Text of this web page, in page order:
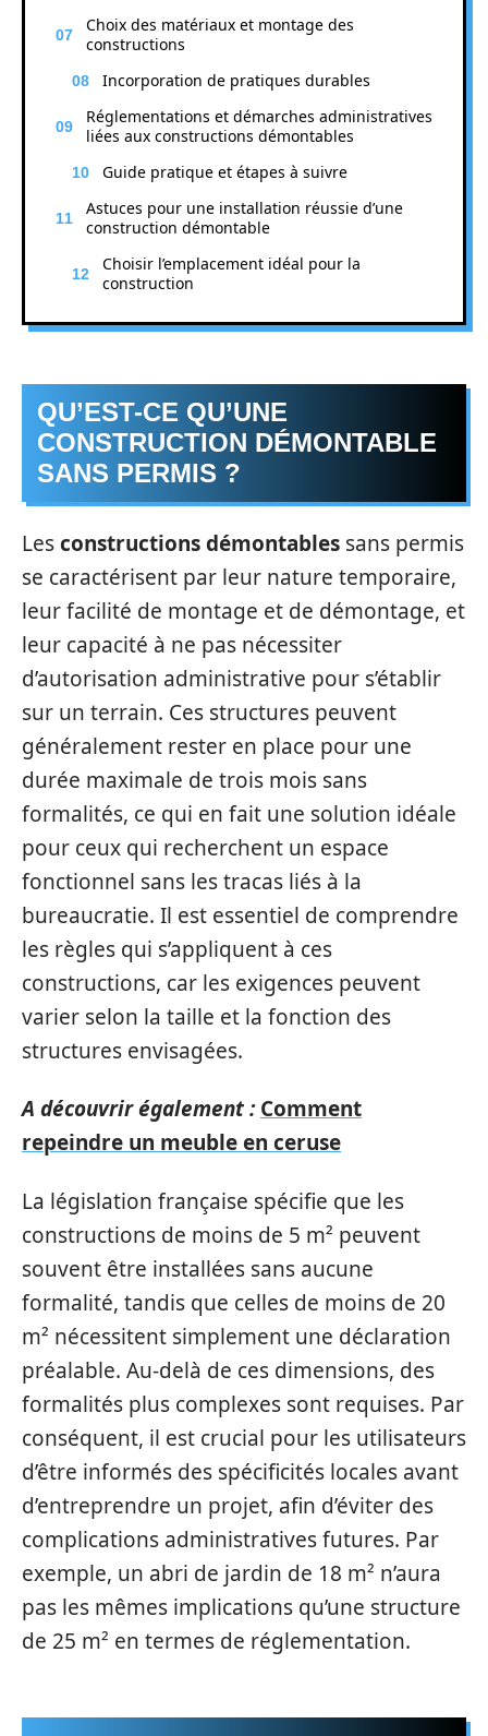
Choix des matériaux et montage des
constructions
Incorporation de pratiques durables
Réglementations et démarches administratives
liées aux constructions démontables
Guide pratique et étapes à suivre
Astuces pour une installation réussie d’une
construction démontable
Choisir l’emplacement idéal pour la
construction
QU’EST-CE QU’UNE
CONSTRUCTION DÉMONTABLE
SANS PERMIS ?
Lesconstructions démontables sans permis
se caractérisent par leur nature temporaire,
leur facilité de montage et de démontage, et
leur capacité à ne pas nécessiter
d’autorisation administrative pour s’établir
sur un terrain. Ces structures peuvent
généralement rester en place pour une
durée maximale de trois mois sans
formalités, ce qui en fait une solution idéale
pour ceux qui recherchent un espace
fonctionnel sans les tracas liés à la
bureaucratie. Il est essentiel de comprendre
les règles qui s’appliquent à ces
constructions, car les exigences peuvent
varier selon la taille et la fonction des
structures envisagées.
A découvrir également : Comment
repeindre un meuble en ceruse
La législation française spécifie que les
constructions de moins de 5 m² peuvent
souvent être installées sans aucune
formalité, tandis que celles de moins de 20
m² nécessitent simplement une déclaration
préalable. Au-delà de ces dimensions, des
formalités plus complexes sont requises. Par
conséquent, il est crucial pour les utilisateurs
d’être informés des spécificités locales avant
d’entreprendre un projet, afin d’éviter des
complications administratives futures. Par
exemple, un abri de jardin de 18 m² n’aura
pas les mêmes implications qu’une structure
de 25 m² en termes de réglementation.